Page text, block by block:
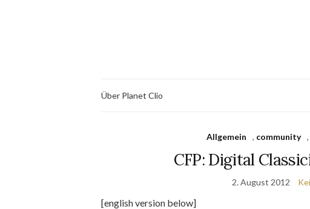
Über Planet Clio
Allgemein , community ,
CFP: Digital
2. August 2012
[english version below]